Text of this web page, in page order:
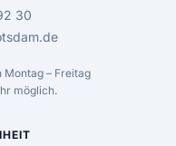
30
Montag – Freitag
möglich.